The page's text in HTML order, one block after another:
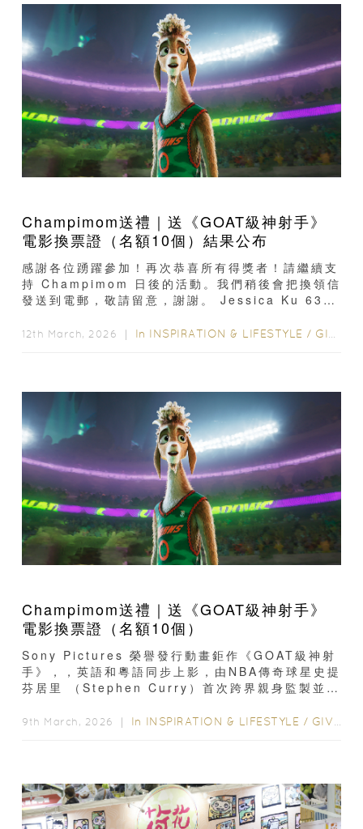
Champimom送禮｜送《GOAT級神射手》
電影換票證（名額10個）結果公布
感謝各位踴躍參加！再次恭喜所有得獎者！請繼續支
持 Champimom 日後的活動。我們稍後會把換領信
發送到電郵，敬請留意，謝謝。 Jessica Ku 6359
6072 XXXXLAU WING SUM 9126
12th March, 2026 ｜ In INSPIRATION & LIFESTYLE / GIVEAWAY
Champimom送禮｜送《GOAT級神射手》
電影換票證（名額10個）
Sony Pictures 榮譽發行動畫鉅作《GOAT級神射
手》，，英語和粵語同步上影，由NBA傳奇球星史提
芬居里 （Stephen Curry）首次跨界親身監製並獻
9th March, 2026 ｜ In INSPIRATION & LIFESTYLE / GIVEAWAY